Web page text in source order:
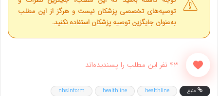
توصیه‌های تخصصی پزشکان نیست و هرگز از این مطلب
به‌عنوان جایگزین توصیه پزشکان استفاده نکنید.
43 نفر این مطلب را پسندیده‌اند
منبع healthline
healthline
nhsinform